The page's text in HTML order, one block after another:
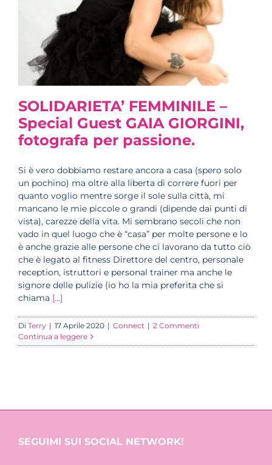
SOLIDARIETA’ FEMMINILE –
Special Guest GAIA GIORGINI,
fotografa per passione.
Si è vero dobbiamo restare ancora a casa (spero solo
un pochino) ma oltre alla liberta di correre fuori per
quanto voglio mentre sorge il sole sulla città, mi
mancano le mie piccole o grandi (dipende dai punti di
vista), carezze della vita. Mi sembrano secoli che non
vado in quel luogo che è “casa” per molte persone e lo
è anche grazie alle persone che ci lavorano da tutto ciò
che è legato al fitness Direttore del centro, personale
reception, istruttori e personal trainer ma anche le
signore delle pulizie (io ho la mia preferita che si
chiama [...]
Di Terry | 17 Aprile 2020 | Connect | 2 Commenti
Continua a leggere
SEGUIMI SUI SOCIAL NETWORK!